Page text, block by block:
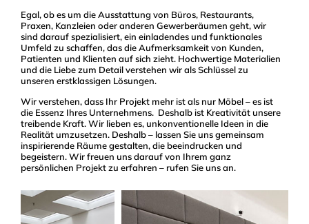
Egal, ob es um die Ausstattung von Büros, Restaurants,
Praxen, Kanzleien oder anderen Gewerberäumen geht, wir
sind darauf spezialisiert, ein einladendes und funktionales
Umfeld zu schaffen, das die Aufmerksamkeit von Kunden,
Patienten und Klienten auf sich zieht. Hochwertige Materialien
und die Liebe zum Detail verstehen wir als Schlüssel zu
unseren erstklassigen Lösungen.
Wir verstehen, dass Ihr Projekt mehr ist als nur Möbel – es ist
die Essenz Ihres Unternehmens. Deshalb ist Kreativität unsere
treibende Kraft. Wir lieben es, unkonventionelle Ideen in die
Realität umzusetzen. Deshalb – lassen Sie uns gemeinsam
inspirierende Räume gestalten, die beeindrucken und
begeistern. Wir freuen uns darauf von Ihrem ganz
persönlichen Projekt zu erfahren – rufen Sie uns an.